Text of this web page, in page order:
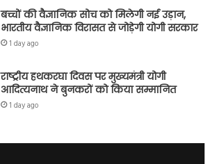
बच्चों की वैज्ञानिक सोच को मिलेगी नई उड़ान,
भारतीय वैज्ञानिक विरासत से जोड़ेगी योगी सरकार
1 day ago
राष्ट्रीय हथकरघा दिवस पर मुख्यमंत्री योगी
आदित्यनाथ ने बुनकरों को किया सम्मानित
1 day ago